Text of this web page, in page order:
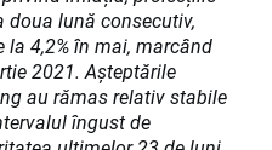
doua lună consecutiv,
la 4,2% în mai, marcând
2021. Așteptările
au rămas relativ stabile
îngust de